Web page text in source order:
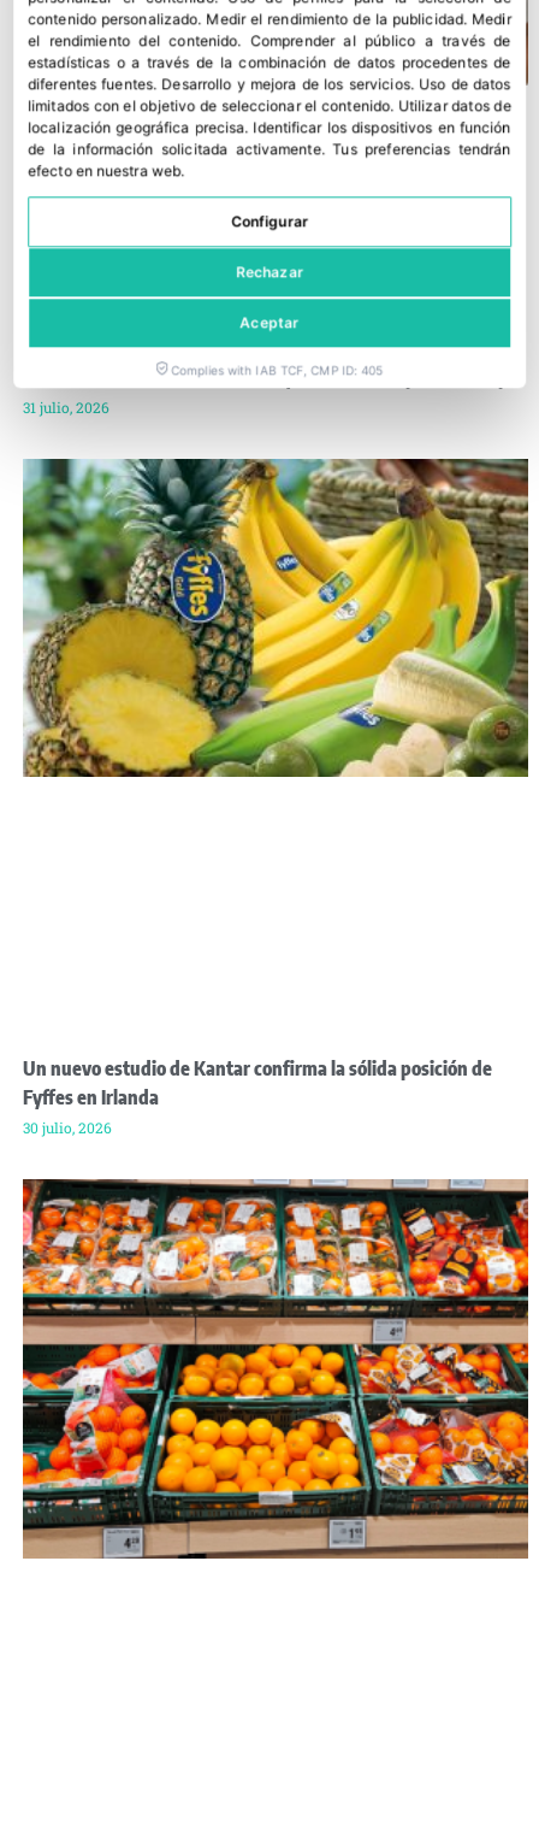
Noticias a mi Manera: incendios y nuevos retos para el campo
31 julio, 2026
Un nuevo estudio de Kantar confirma la sólida posición de
Fyffes en Irlanda
30 julio, 2026
contenido personalizado. Medir el rendimiento de la publicidad. Medir
el rendimiento del contenido.Comprender al público a través de
estadísticas o a través de la combinación de datos procedentes de
diferentes fuentes. Desarrollo y mejora de los servicios. Uso de datos
limitados con el objetivo de seleccionar el contenido. Utilizar datos de
localización geográfica precisa. Identificar los dispositivos en función
de la información solicitada activamente.Tus preferencias tendrán
efecto en nuestra web.
Configurar
Rechazar
Aceptar
Complies with IAB TCF, CMP ID: 405